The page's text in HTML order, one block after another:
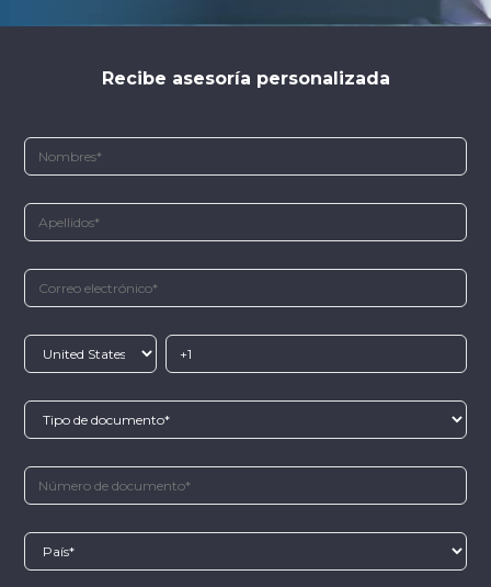
Recibe asesoría personalizada